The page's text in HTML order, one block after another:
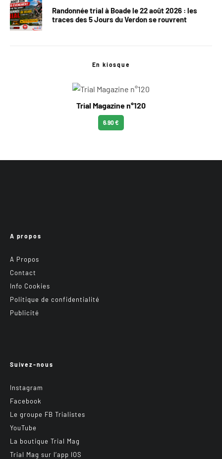
Randonnée trial à Boade le 22 août 2026 : les
traces des 5 Jours du Verdon se rouvrent
En kiosque
Trial Magazine n°120
6.90 €
A propos
A Propos
Contact
Info Cookies
Politique de confidentialité
Publicité
Suivez-nous
Instagram
Facebook
Le groupe FB Trialistes
YouTube
La boutique Trial Mag
Trial Mag sur l’app IOS